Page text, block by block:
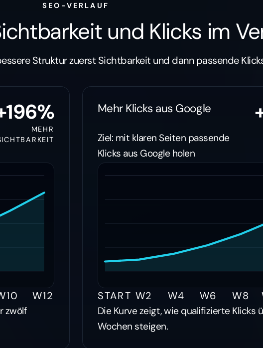
SEO-VERLAUF
und Klicks im
Struktur zuerst Sichtbarkeit und dann passende
MEHR
W12
zwölf
Mehr Klicks aus Google
Ziel: mit klaren Seiten passende
Klicks aus Google holen
START W2 W4 W6 W8
Die Kurve zeigt, wie qualifizierte Klicks
Wochen steigen.